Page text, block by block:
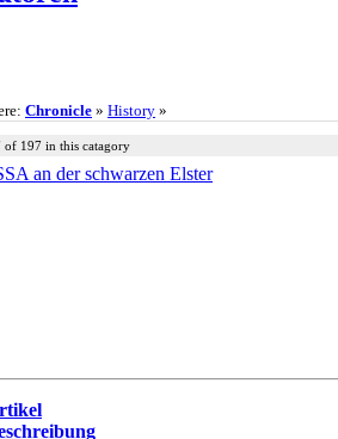
Chronicle » History »
of 197 in this catagory